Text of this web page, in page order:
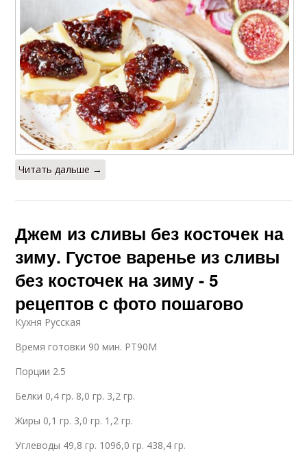
Читать дальше →
Джем из сливы без косточек на
зиму. Густое варенье из сливы
без косточек на зиму - 5
рецептов с фото пошагово
Кухня Русская
Время готовки 90 мин. PT90M
Порции 2.5
Белки 0,4 гр. 8,0 гр. 3,2 гр.
Жиры 0,1 гр. 3,0 гр. 1,2 гр.
Углеводы 49,8 гр. 1096,0 гр. 438,4 гр.